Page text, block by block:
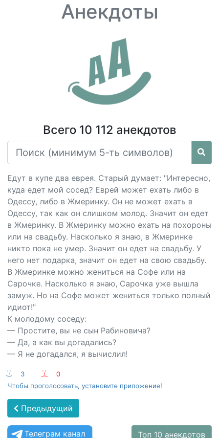
Анекдоты
Всего 10 112 анекдотов
Едут в купе два еврея. Старый думает: "Интересно,
куда едет мой сосед? Еврей может ехать либо в
Одессу, либо в Жмеринку. Он не может ехать в
Одессу, так как он слишком молод. Значит он едет
в Жмеринку. В Жмеринку можно ехать на похороны
или на свадьбу. Насколько я знаю, в Жмеринке
никто пока не умер. Значит он едет на свадьбу. У
него нет подарка, значит он едет на свою свадьбу.
В Жмеринке можно жениться на Софе или на
Сарочке. Насколько я знаю, Сарочка уже вышла
замуж. Но на Софе может жениться только полный
идиот!"
К молодому соседу:
— Простите, вы не сын Рабиновича?
— Да, а как вы догадались?
— Я не догадался, я вычислил!
:-) 3 :-(
0
Чтобы проголосовать, установите приложение!
Предыдущий
Телеграм канал Топ 10 анекдотов